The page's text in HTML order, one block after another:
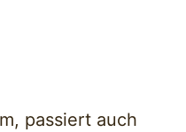
passiert auch